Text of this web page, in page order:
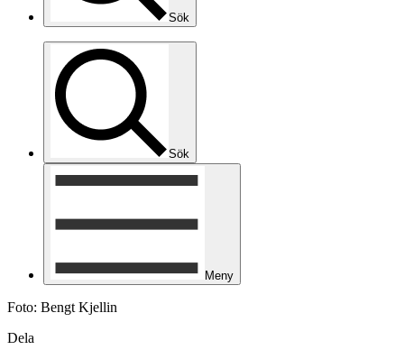
Sök
Sök
Meny
Foto: Bengt Kjellin
Dela